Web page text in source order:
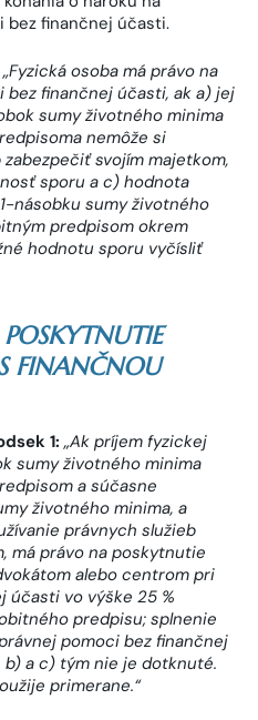
finančnej účasti.
„Fyzická osoba má právo na
finančnej účasti, ak a) jej
sumy životného minima
nemôže si
svojím majetkom,
sporu a c) hodnota
násobku sumy životného
predpisom okrem
hodnotu sporu vyčísliť
FINANČNOU
1: „Ak príjem fyzickej
sumy životného minima
a súčasne
životného minima, a
právnych služieb
má právo na poskytnutie
alebo centrom pri
účasti vo výške 25 %
predpisu; splnenie
pomoci bez finančnej
b) a c) tým nie je dotknuté.
primerane.“